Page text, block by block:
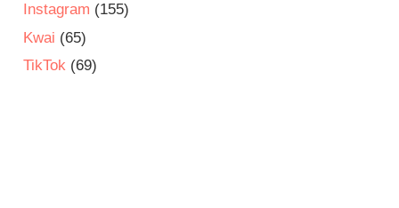
Instagram (155)
Kwai (65)
TikTok(69)